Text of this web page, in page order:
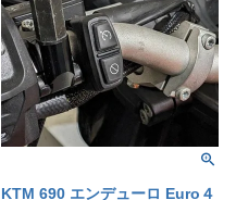
KTM 690 エンデューロ Euro４